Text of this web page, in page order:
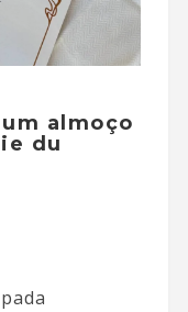
almoço
du